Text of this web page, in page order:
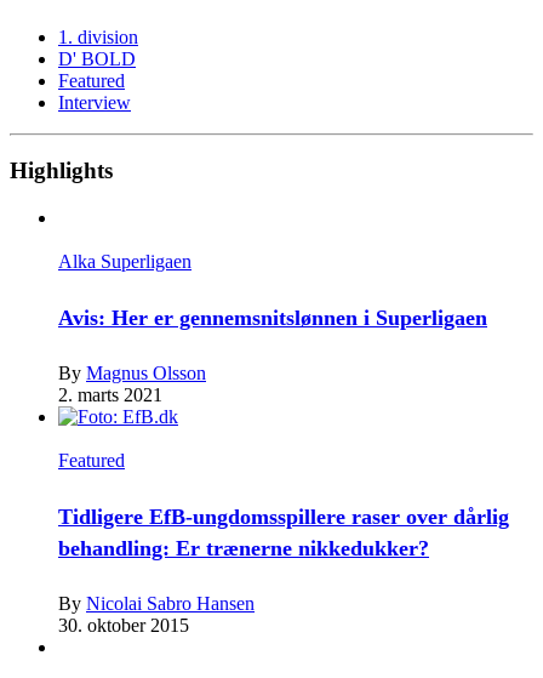
1. division
D' BOLD
Featured
Interview
Highlights
Alka Superligaen
Avis: Her er gennemsnitslønnen i Superligaen
By Magnus Olsson
2. marts 2021
Featured
Tidligere EfB-ungdomsspillere raser over dårlig
behandling: Er trænerne nikkedukker?
By Nicolai Sabro Hansen
30. oktober 2015